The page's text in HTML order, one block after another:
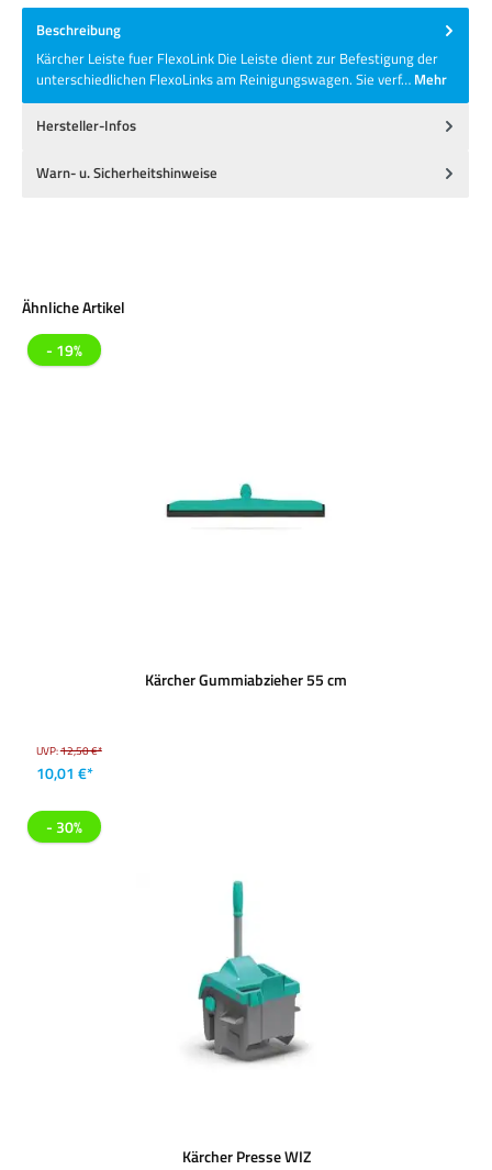
Beschreibung
Kärcher Leiste fuer FlexoLink Die Leiste dient zur Befestigung der
unterschiedlichen FlexoLinks am Reinigungswagen. Sie verf… Mehr
Hersteller-Infos
Warn- u. Sicherheitshinweise
Produktgalerie überspringen
Ähnliche Artikel
- 19%
Kärcher Gummiabzieher 55 cm
UVP:12,50 €*
10,01 €*
- 30%
Kärcher Presse WIZ